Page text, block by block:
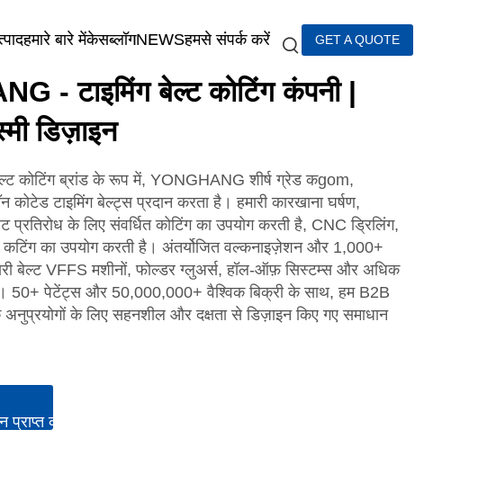
हमारे बारे मेंकेसब्लॉगNEWSहमसे संपर्क करें GET A QUOTE
- टाइमिंग बेल्ट कोटिंग कंपनी |
डिज़ाइन
कोटिंग ब्रांड के रूप में, YONGHANG शीर्ष ग्रेड कgom,
कोटेड टाइमिंग बेल्ट्स प्रदान करता है। हमारी कारखाना घर्षण,
प्रतिरोध के लिए संवर्धित कोटिंग का उपयोग करती है, CNC ड्रिलिंग,
का उपयोग करती है। अंतर्योजित वल्कनाइज़ेशन और 1,000+
बेल्ट VFFS मशीनों, फोल्डर ग्लुअर्स, हॉल-ऑफ़ सिस्टम्स और अधिक
50+ पेटेंट्स और 50,000,000+ वैश्विक बिक्री के साथ, हम B2B
अनुप्रयोगों के लिए सहनशील और दक्षता से डिज़ाइन किए गए समाधान
करें